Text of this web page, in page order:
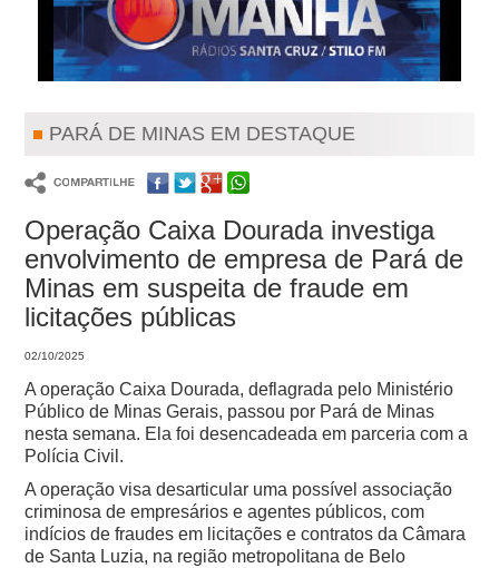
PARÁ DE MINAS EM DESTAQUE
Operação Caixa Dourada investiga
envolvimento de empresa de Pará de
Minas em suspeita de fraude em
licitações públicas
02/10/2025
A operação Caixa Dourada, deflagrada pelo Ministério
Público de Minas Gerais, passou por Pará de Minas
nesta semana. Ela foi desencadeada em parceria com a
Polícia Civil.
A operação visa desarticular uma possível associação
criminosa de empresários e agentes públicos, com
indícios de fraudes em licitações e contratos da Câmara
de Santa Luzia, na região metropolitana de Belo